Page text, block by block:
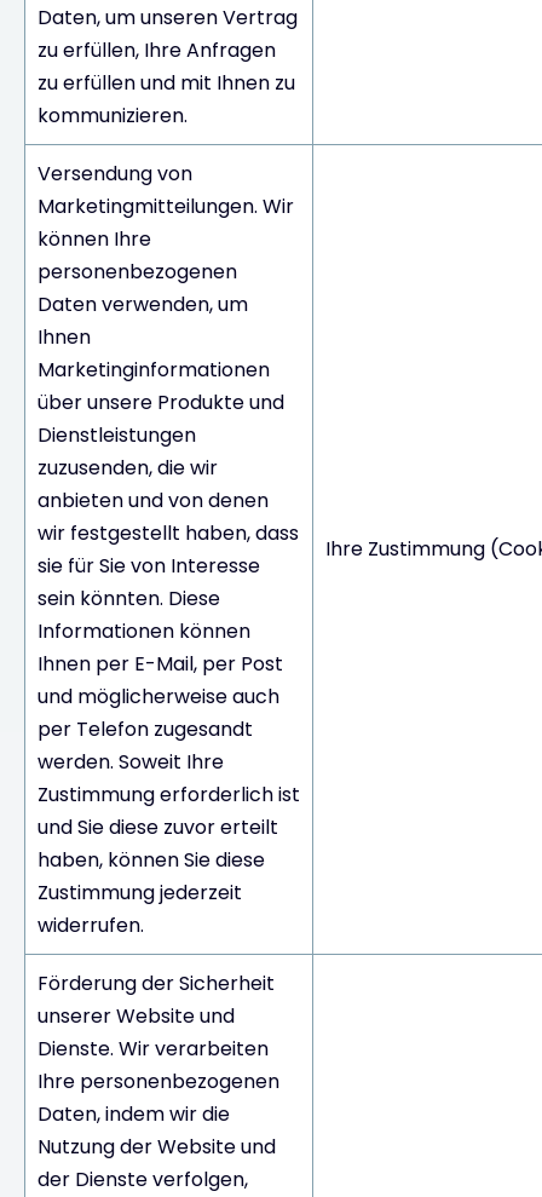
Daten, um unseren Vertrag
zu erfüllen, Ihre Anfragen
zu erfüllen und mit Ihnen zu
kommunizieren.
Versendung von
Marketingmitteilungen. Wir
können Ihre
personenbezogenen
Daten verwenden, um
Ihnen
Marketinginformationen
über unsere Produkte und
Dienstleistungen
zuzusenden, die wir
anbieten und von denen
wir festgestellt haben, dass
sie für Sie von Interesse
sein könnten. Diese
Informationen können
Ihnen per E-Mail, per Post
und möglicherweise auch
per Telefon zugesandt
werden. Soweit Ihre
Zustimmung erforderlich ist
und Sie diese zuvor erteilt
haben, können Sie diese
Zustimmung jederzeit
widerrufen.
Ihre Zustimmung
Förderung der Sicherheit
unserer Website und
Dienste. Wir verarbeiten
Ihre personenbezogenen
Daten, indem wir die
Nutzung der Website und
der Dienste verfolgen,